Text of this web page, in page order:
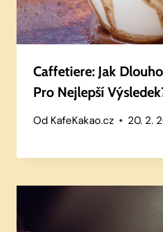
Caffetiere: Jak
Pro Nejlepší
Od KafeKakao.cz 20. 2.